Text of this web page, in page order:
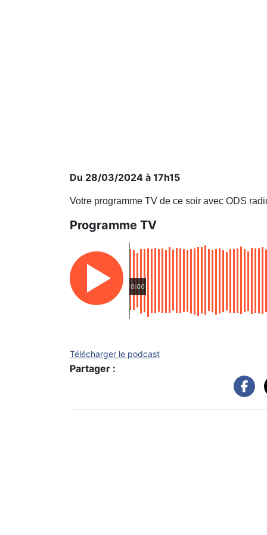
Du 28/03/2024 à 17h15
Votre programme TV de ce soir avec ODS
Programme TV
0:00
Télécharger le podcast
Partager :